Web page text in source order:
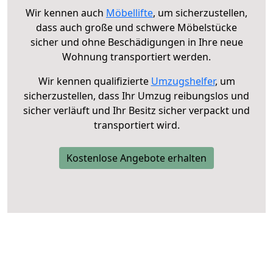
Wir kennen auch Möbellifte, um sicherzustellen,
dass auch große und schwere Möbelstücke
sicher und ohne Beschädigungen in Ihre neue
Wohnung transportiert werden.
Wir kennen qualifizierte Umzugshelfer, um
sicherzustellen, dass Ihr Umzug reibungslos und
sicher verläuft und Ihr Besitz sicher verpackt und
transportiert wird.
Kostenlose Angebote erhalten